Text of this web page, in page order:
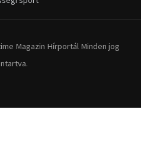
Magazin Hírportál Minden jog